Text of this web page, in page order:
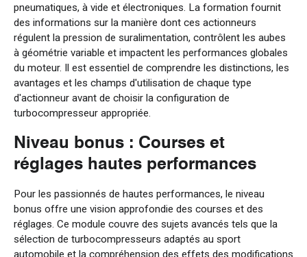
pneumatiques, à vide et électroniques. La formation fournit
des informations sur la manière dont ces actionneurs
régulent la pression de suralimentation, contrôlent les aubes
à géométrie variable et impactent les performances globales
du moteur. Il est essentiel de comprendre les distinctions, les
avantages et les champs d'utilisation de chaque type
d'actionneur avant de choisir la configuration de
turbocompresseur appropriée.
Niveau bonus : Courses et
réglages hautes performances
Pour les passionnés de hautes performances, le niveau
bonus offre une vision approfondie des courses et des
réglages. Ce module couvre des sujets avancés tels que la
sélection de turbocompresseurs adaptés au sport
automobile et la compréhension des effets des modifications